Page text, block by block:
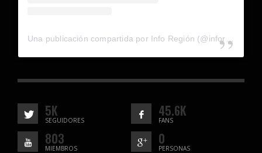
5K
SEGUIDORES
45.6K
FANS
803
MIEMBROS
0
PERSONAS